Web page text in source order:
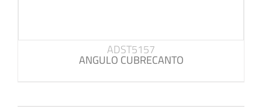
ADST5157
ANGULO CUBRECANTO